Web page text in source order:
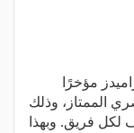
مؤخرًا
المصري الممتاز، وذلك
لكل فريق. وبهذا